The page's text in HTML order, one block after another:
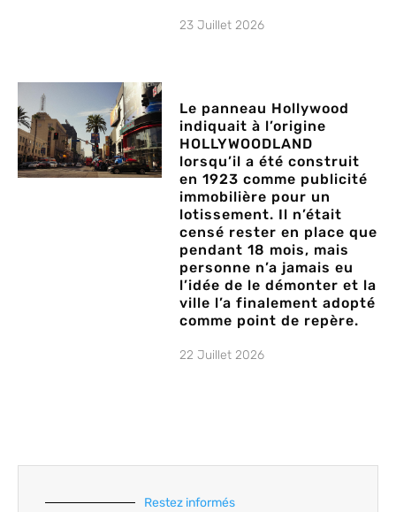
23 Juillet 2026
Le panneau Hollywood
indiquait à l’origine
HOLLYWOODLAND
lorsqu’il a été construit
en 1923 comme publicité
immobilière pour un
lotissement. Il n’était
censé rester en place que
pendant 18 mois, mais
personne n’a jamais eu
l’idée de le démonter et la
ville l’a finalement adopté
comme point de repère.
22 Juillet 2026
Restez informés